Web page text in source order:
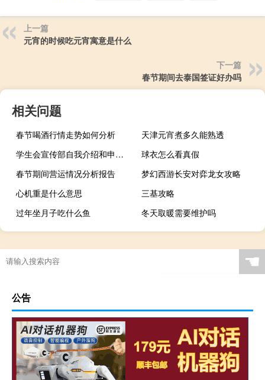
上一篇
元宵的时候吃元宵寓意是什么
下一篇
春节期间去泰国签证好办吗
相关问题
春节喝酒行情走势如何分析
天津元宵煮多久能熟透
学生会宣传部自我介绍和申请理由（学生会宣传部自我介绍）
球衣怎么看真假
春节期间营运情况分析报告
梦幻西游长安对弈龙女攻略
心机重是什么意思
三基攻略
过年坐月子吃什么鱼
冬天取暖需要维护吗
☚
公告